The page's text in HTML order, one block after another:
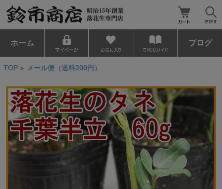
ホーム ブログ
TOP > メール便（送料200円）